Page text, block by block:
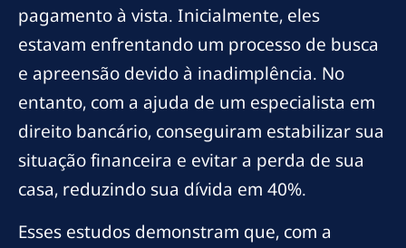
pagamento à vista. Inicialmente, eles
estavam enfrentando um processo de busca
e apreensão devido à inadimplência. No
entanto, com a ajuda de um especialista em
direito bancário, conseguiram estabilizar sua
situação financeira e evitar a perda de sua
casa, reduzindo sua dívida em 40%.
Esses estudos demonstram que, com a